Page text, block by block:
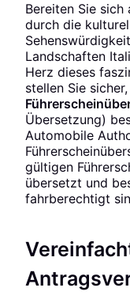
Bereiten Sie sich
durch die
Landschaften
Herz dieses
stellen Sie
Übersetzung)
Automobile
gültigen
übersetzt und
fahrberechtigt